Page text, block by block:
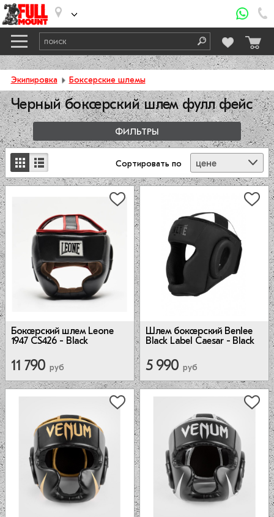
Экипировка Боксерские шлемы
Черный боксерский шлем фулл фейс
ФИЛЬТРЫ
Сортировать по цене
Боксерский шлем Leone
1947 CS426 - Black
11 790 руб
Шлем боксерский Benlee
Black Label Caesar - Black
5 990 руб